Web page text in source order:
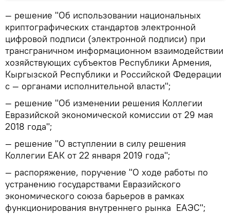
— решение "Об использовании национальных
криптографических стандартов электронной
цифровой подписи (электронной подписи) при
трансграничном информационном взаимодействии
хозяйствующих субъектов Республики Армения,
Кыргызской Республики и Российской Федерации
с — органами исполнительной власти";
— решение "Об изменении решения Коллегии
Евразийской экономической комиссии от 29 мая
2018 года";
— решение "О вступлении в силу решения
Коллегии ЕАК от 22 января 2019 года";
— распоряжение, поручение "О ходе работы по
устранению государствами Евразийского
экономического союза барьеров в рамках
функционирования внутреннего рынка ЕАЭС";